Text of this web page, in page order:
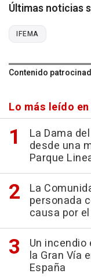
Últimas noticias
IFEMA
Contenido
Lo más leído
La Dama
desde una
Parque
La
personada
causa por
Un
la Gran Vía
España